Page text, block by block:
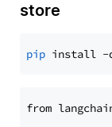
store
pip
from